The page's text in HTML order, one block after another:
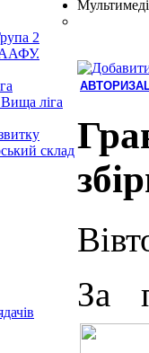
2
ААФУ.
ліга
склад
За